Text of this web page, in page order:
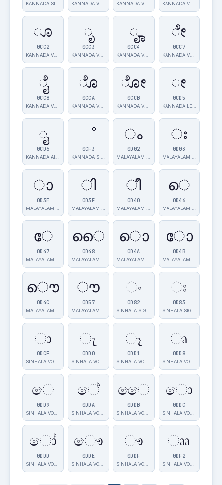
KANNADA VOWEL… KANNADA VOWEL…
ೂ
0CC2
ೃ
0CC3
KANNADA VOWEL…
ೄ
0CC4
ೇ
0CC7
KANNADA VOWEL…
ೈ
0CC8
ೊ
0CCA
KANNADA VOWEL…
ೋ
0CCB
ೕ
0CD5
ೖ
0CD6
ೳ
0CF3
ം
0D02
ഃ
0D03
ാ
0D3E
ി
0D3F
ീ
0D40
െ
0D46
േ
0D47
ൈ
0D48
ൊ
0D4A
ോ
0D4B
ൌ
0D4C
ൗ
0D57
ං
0D82
ඃ
0D83
SINHALA SIGN …
ා
0DCF
ැ
0DD0
SINHALA VOWEL…
ෑ
0DD1
ෘ
0DD8
SINHALA VOWEL…
ෙ
0DD9
ේ
0DDA
SINHALA VOWEL…
ෛ
0DDB
ො
0DDC
SINHALA VOWEL…
ෝ
0DDD
ෞ
0DDE
SINHALA VOWEL…
ෟ
0DDF
ෲ
0DF2
SINHALA VOWEL…